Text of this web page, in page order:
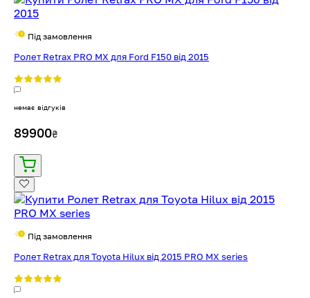
Під замовлення
Ролет Retrax PRO MX для Ford F150 від 2015
немає відгуків
89900₴
Під замовлення
Ролет Retrax для Toyota Hilux від 2015 PRO MX series